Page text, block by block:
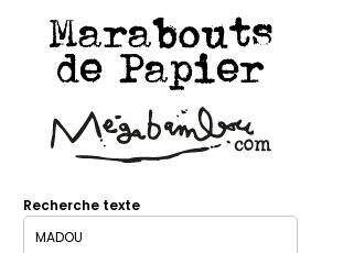
Marabouts
de Papier
Recherche texte